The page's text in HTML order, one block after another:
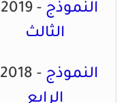
2019 - النموذج
2018 - النموذج